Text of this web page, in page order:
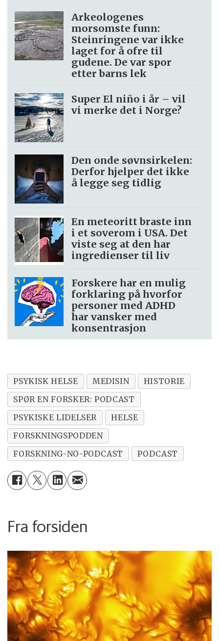
Arkeologenes
morsomste funn:
Steinringene var ikke
laget for å ofre til
gudene. De var spor
etter barns lek
Super El niño i år – vil
vi merke det i Norge?
Den onde søvnsirkelen:
Derfor hjelper det ikke
å legge seg tidlig
En meteoritt braste inn
i et soverom i USA. Det
viste seg at den har
ingredienser til liv
Forskere har en mulig
forklaring på hvorfor
personer med ADHD
har vansker med
konsentrasjon
PSYKISK HELSE MEDISIN
HISTORIE
SPØR EN FORSKER: PODCAST
PSYKISKE LIDELSER
HELSE
FORSKNINGSPODDEN
FORSKNING-NO-PODCAST
PODCAST
Fra forsiden